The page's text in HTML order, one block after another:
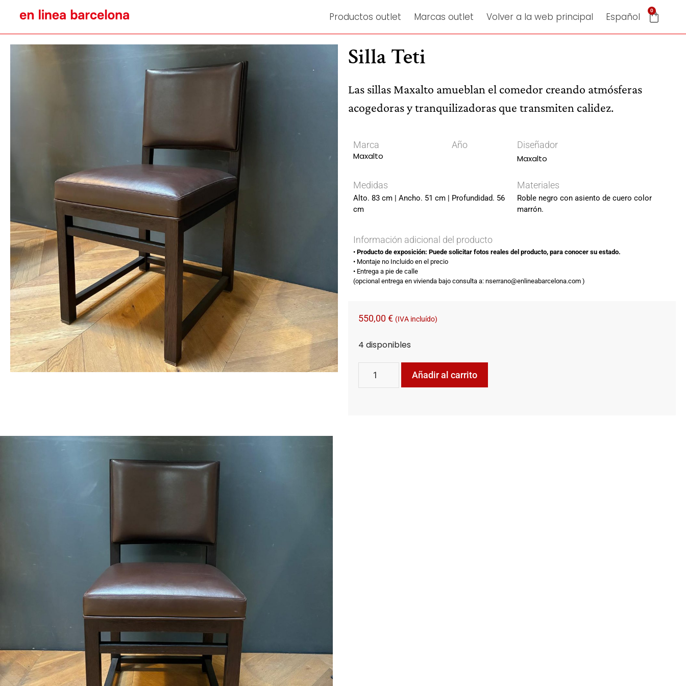
Productos outlet Marcas outlet Volver a la web principal Español
0
Silla Teti
Las sillas Maxalto amueblan el comedor creando atmósferas
acogedoras y tranquilizadoras que transmiten calidez.
Marca
Maxalto
Año
Diseñador
Maxalto
Medidas
Alto. 83 cm | Ancho. 51 cm | Profundidad. 56
cm
Materiales
Roble negro con asiento de cuero color
marrón.
Información adicional del producto
•⁠ ⁠ Producto de exposición: Puede solicitar fotos reales del producto, para conocer su estado.
•⁠ ⁠Montaje no Incluido en el precio​
•⁠ ⁠Entrega a pie de calle
(opcional entrega en vivienda bajo consulta​ a: nserrano@enlineabarcelona.com )​
550,00€ (IVA incluído)
4 disponibles
Añadir al carrito